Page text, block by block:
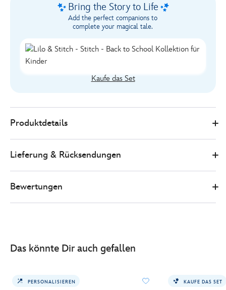
Bring the Story to Life
Add the perfect companions to
complete your magical tale.
Kaufe das Set
Store
20.00
https://www.disneystore.de/lilo-
stitch-
stitch-
444040926249.html
Produktdetails
Lieferung & Rücksendungen
Bewertungen
Das könnte Dir auch gefallen
PERSONALISIEREN KAUFE DAS SET